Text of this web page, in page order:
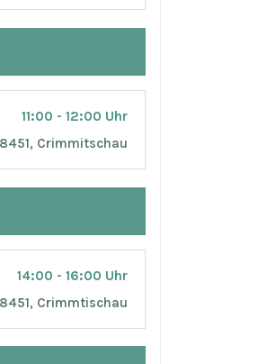
11:00 - 12:00 Uhr
Crimmitschau
14:00 - 16:00 Uhr
Crimmtischau